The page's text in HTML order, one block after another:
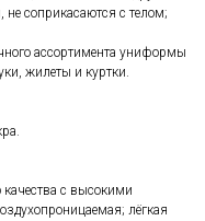
не соприкасаются с телом;
ассортимента униформы
жилеты и куртки.
с высокими
лёгкая